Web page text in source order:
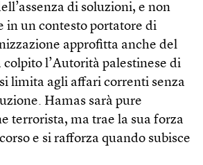
di soluzioni, e non
in un contesto portatore di
approfitta anche del
l’Autorità palestinese di
limita agli affari correnti senza
Hamas sarà pure
terrorista, ma trae la sua forza
e si rafforza quando subisce